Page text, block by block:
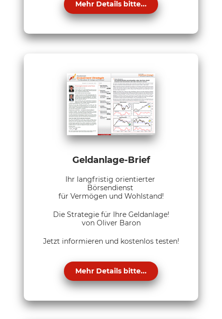
Mehr Details bitte...
Geldanlage-Brief
Ihr langfristig orientierter
Börsendienst
für Vermögen und Wohlstand!
Die Strategie für Ihre Geldanlage!
von Oliver Baron
Jetzt informieren und kostenlos testen!
Mehr Details bitte...